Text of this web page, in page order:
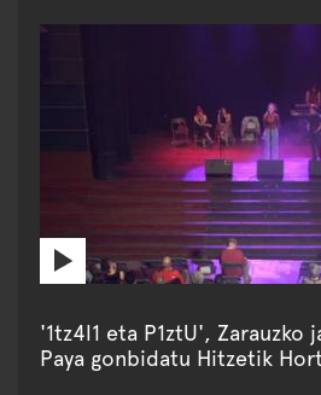
'1tz4l1 eta P1ztU', Zarauzko
Paya gonbidatu Hitzetik